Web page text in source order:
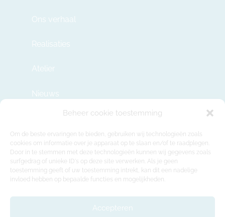
Beheer cookie toestemming
Om de beste ervaringen te bieden, gebruiken wij technologieën zoals
cookies om informatie over je apparaat op te slaan en/of te raadplegen.
Door in te stemmen met deze technologieën kunnen wij gegevens zoals
surfgedrag of unieke ID's op deze site verwerken. Als je geen
toestemming geeft of uw toestemming intrekt, kan dit een nadelige
invloed hebben op bepaalde functies en mogelijkheden.
Accepteren
Ons verhaal
Realisaties
Atelier
Nieuws
info@modulehome.be
+32 2 669 36 50